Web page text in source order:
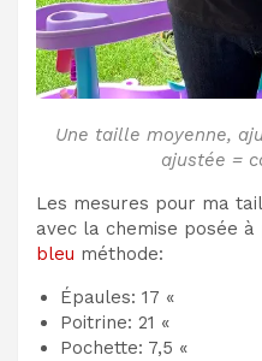
Une taille moyenne,
ajustée =
Les mesures pour ma
avec la chemise posée
bleu méthode:
Épaules: 17 «
Poitrine: 21 «
Pochette: 7,5 «